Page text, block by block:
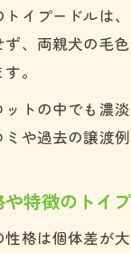
トイプードルは
、両親犬の毛
。
ットの中でも濃
ミや過去の譲渡
特徴のトイ
性格は個体差が